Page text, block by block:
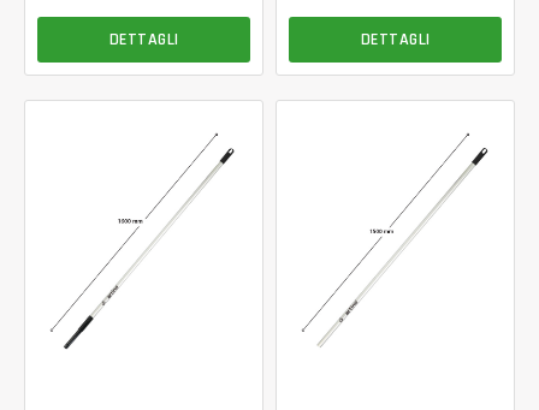
DETTAGLI DETTAGLI